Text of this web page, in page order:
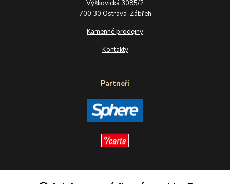
Výškovická 3085/2
700 30 Ostrava-Zábřeh
Kamenné prodejny
Kontakty
Partneři